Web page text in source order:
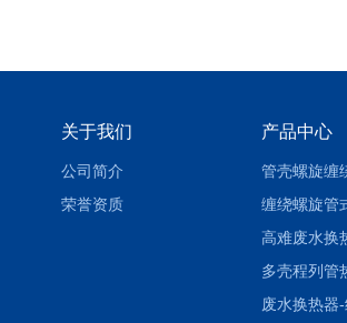
关于我们
公司简介
荣誉资质
产品中心
高难废水换
废水换热器